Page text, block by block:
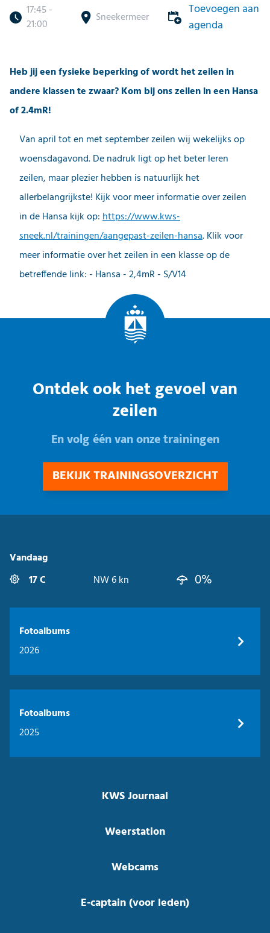
17:45 -
21:00
Sneekermeer
Toevoegen aan
agenda
Heb jij een fysieke beperking of wordt het zeilen in
andere klassen te zwaar? Kom bij ons zeilen in een Hansa
of 2.4mR!
Van april tot en met september zeilen wij wekelijks op
woensdagavond. De nadruk ligt op het beter leren
zeilen, maar plezier hebben is natuurlijk het
allerbelangrijkste! Kijk voor meer informatie over zeilen
in de Hansa kijk op:https://www.kws-
sneek.nl/trainingen/aangepast-zeilen-hansa. Klik voor
meer informatie over het zeilen in een klasse op de
betreffende link: - Hansa - 2,4mR - S/V14
Ontdek ook het gevoel van
zeilen
En volg één van onze trainingen
BEKIJK TRAININGSOVERZICHT
Vandaag
17 C
NW 6 kn 0%
Fotoalbums
2026
Fotoalbums
2025
KWS Journaal
Weerstation
Webcams
E-captain (voor leden)